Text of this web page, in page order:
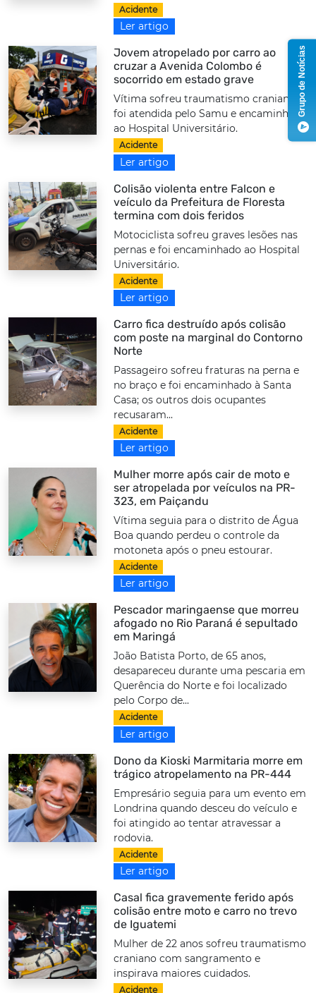
Acidente
Ler artigo
Jovem atropelado por carro ao
cruzar a Avenida Colombo é
socorrido em estado grave
Vítima sofreu traumatismo craniano,
foi atendida pelo Samu e encaminhada
ao Hospital Universitário.
Acidente
Ler artigo
Colisão violenta entre Falcon e
veículo da Prefeitura de Floresta
termina com dois feridos
Motociclista sofreu graves lesões nas
pernas e foi encaminhado ao Hospital
Universitário.
Acidente
Ler artigo
Carro fica destruído após colisão
com poste na marginal do Contorno
Norte
Passageiro sofreu fraturas na perna e
no braço e foi encaminhado à Santa
Casa; os outros dois ocupantes
recusaram...
Acidente
Ler artigo
Mulher morre após cair de moto e
ser atropelada por veículos na PR-
323, em Paiçandu
Vítima seguia para o distrito de Água
Boa quando perdeu o controle da
motoneta após o pneu estourar.
Acidente
Ler artigo
Pescador maringaense que morreu
afogado no Rio Paraná é sepultado
em Maringá
João Batista Porto, de 65 anos,
desapareceu durante uma pescaria em
Querência do Norte e foi localizado
pelo Corpo de...
Acidente
Ler artigo
Dono da Kioski Marmitaria morre em
trágico atropelamento na PR-444
Empresário seguia para um evento em
Londrina quando desceu do veículo e
foi atingido ao tentar atravessar a
rodovia.
Acidente
Ler artigo
Casal fica gravemente ferido após
colisão entre moto e carro no trevo
de Iguatemi
Mulher de 22 anos sofreu traumatismo
craniano com sangramento e
inspirava maiores cuidados.
Acidente
Grupo de Notícias